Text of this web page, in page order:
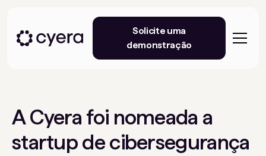
Solicite uma
demonstração
A Cyera foi nomeada a
startup de cibersegurança